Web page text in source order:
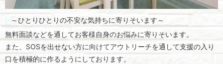
～ひとりひとりの不安な気持ちに寄りそいます～
無料面談などを通してお客様自身のお悩みに寄りそいます。
また、SOSを出せない方に向けてアウトリーチを通して支援の入り
口を積極的に作るようにしております。